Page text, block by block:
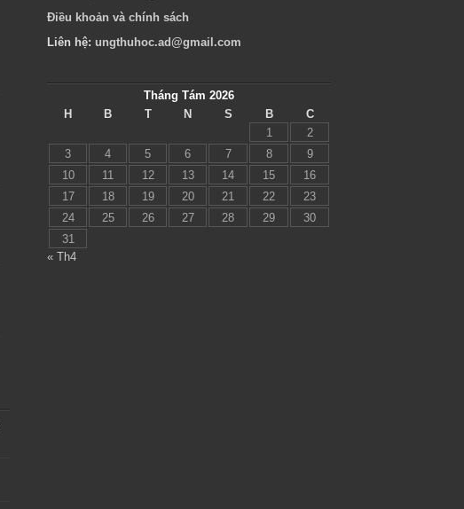
Điều khoản và chính sách
Liên hệ: ungthuhoc.ad@gmail.com
Tháng Tám 2026
H
B T N S B
C
1
2
3
4 5 6 7 8
9
10
11 12 13 14 15
16
17
18 19 20 21 22
23
24
25 26 27 28 29
30
31
« Th4